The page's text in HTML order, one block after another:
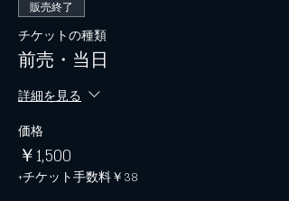
販売終了
チケットの種類
前売・当日
詳細を見る
価格
￥1,500
+チケット手数料￥38